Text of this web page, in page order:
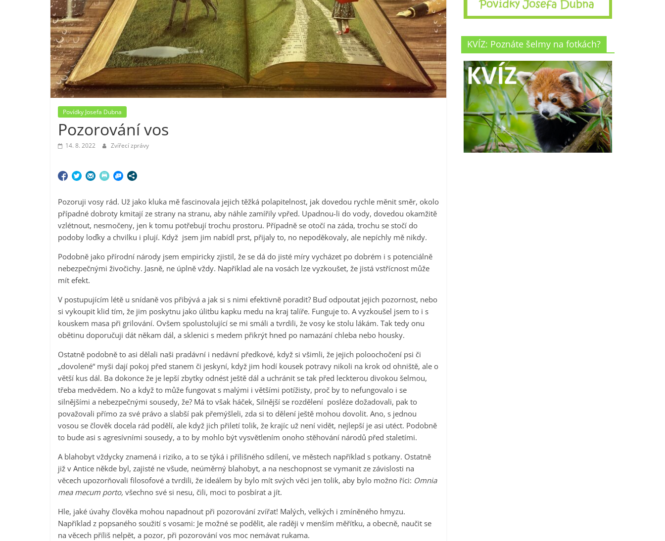
Povídky Josefa Dubna
Pozorování vos
14. 8. 2022 Zvířecí zprávy
Pozoruji vosy rád. Už jako kluka mě fascinovala jejich těžká polapitelnost, jak dovedou rychle měnit směr, okolo
případné dobroty kmitají ze strany na stranu, aby náhle zamířily vpřed. Upadnou-li do vody, dovedou okamžitě
vzlétnout, nesmočeny, jen k tomu potřebují trochu prostoru. Případně se otočí na záda, trochu se stočí do
podoby loďky a chvilku i plují. Když jsem jim nabídl prst, přijaly to, no nepoděkovaly, ale nepíchly mě nikdy.
Podobně jako přírodní národy jsem empiricky zjistil, že se dá do jisté míry vycházet po dobrém i s potenciálně
nebezpečnými živočichy. Jasně, ne úplně vždy. Například ale na vosách lze vyzkoušet, že jistá vstřícnost může
mít efekt.
V postupujícím létě u snídaně vos přibývá a jak si s nimi efektivně poradit? Buď odpoutat jejich pozornost, nebo
si vykoupit klid tím, že jim poskytnu jako úlitbu kapku medu na kraj talíře. Funguje to. A vyzkoušel jsem to i s
kouskem masa při grilování. Ovšem spolustolující se mi smáli a tvrdili, že vosy ke stolu lákám. Tak tedy onu
obětinu doporučuji dát někam dál, a sklenici s medem přikrýt hned po namazání chleba nebo housky.
Ostatně podobně to asi dělali naši pradávní i nedávní předkové, když si všimli, že jejich poloochočení psi či
„dovolené“ myši dají pokoj před stanem či jeskyní, když jim hodí kousek potravy nikoli na krok od ohniště, ale o
větší kus dál. Ba dokonce že je lepší zbytky odnést ještě dál a uchránit se tak před leckterou divokou šelmou,
třeba medvědem. No a když to může fungovat s malými i většími potížisty, proč by to nefungovalo i se
silnějšími a nebezpečnými sousedy, že? Má to však háček, Silnější se rozdělení posléze dožadovali, pak to
považovali přímo za své právo a slabší pak přemýšleli, zda si to dělení ještě mohou dovolit. Ano, s jednou
vosou se člověk docela rád podělí, ale když jich přiletí tolik, že krajíc už není vidět, nejlepší je asi utéct. Podobně
to bude asi s agresívními sousedy, a to by mohlo být vysvětlením onoho stěhování národů před staletími.
A blahobyt vždycky znamená i riziko, a to se týká i přílišného sdílení, ve městech například s potkany. Ostatně
již v Antice někde byl, zajisté ne všude, neúměrný blahobyt, a na neschopnost se vymanit ze závislosti na
věcech upozorňovali filosofové a tvrdili, že ideálem by bylo mít svých věci jen tolik, aby bylo možno říci: Omnia
mea mecum porto, všechno své si nesu, čili, moci to posbírat a jít.
Hle, jaké úvahy člověka mohou napadnout při pozorování zvířat! Malých, velkých i zmíněného hmyzu.
Například z popsaného soužití s vosami: Je možné se podělit, ale raději v menším měřítku, a obecně, naučit se
na věcech příliš nelpět, a pozor, při pozorování vos moc nemávat rukama.
KVÍZ: Poznáte šelmy na fotkách?